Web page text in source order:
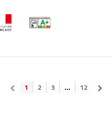
1 2 3 ... 12